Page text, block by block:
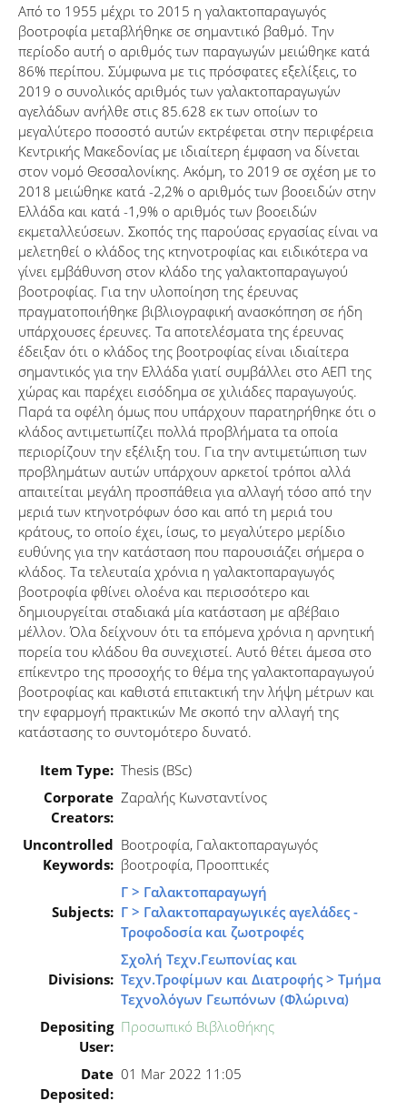
Από το 1955 μέχρι το 2015 η γαλακτοπαραγωγός
βοοτροφία μεταβλήθηκε σε σημαντικό βαθμό. Την
περίοδο αυτή ο αριθμός των παραγωγών μειώθηκε κατά
86% περίπου. Σύμφωνα με τις πρόσφατες εξελίξεις, το
2019 ο συνολικός αριθμός των γαλακτοπαραγωγών
αγελάδων ανήλθε στις 85.628 εκ των οποίων το
μεγαλύτερο ποσοστό αυτών εκτρέφεται στην περιφέρεια
Κεντρικής Μακεδονίας με ιδιαίτερη έμφαση να δίνεται
στον νομό Θεσσαλονίκης. Ακόμη, το 2019 σε σχέση με το
2018 μειώθηκε κατά -2,2% ο αριθμός των βοοειδών στην
Ελλάδα και κατά -1,9% ο αριθμός των βοοειδών
εκμεταλλεύσεων. Σκοπός της παρούσας εργασίας είναι να
μελετηθεί ο κλάδος της κτηνοτροφίας και ειδικότερα να
γίνει εμβάθυνση στον κλάδο της γαλακτοπαραγωγού
βοοτροφίας. Για την υλοποίηση της έρευνας
πραγματοποιήθηκε βιβλιογραφική ανασκόπηση σε ήδη
υπάρχουσες έρευνες. Τα αποτελέσματα της έρευνας
έδειξαν ότι ο κλάδος της βοοτροφίας είναι ιδιαίτερα
σημαντικός για την Ελλάδα γιατί συμβάλλει στο ΑΕΠ της
χώρας και παρέχει εισόδημα σε χιλιάδες παραγωγούς.
Παρά τα οφέλη όμως που υπάρχουν παρατηρήθηκε ότι ο
κλάδος αντιμετωπίζει πολλά προβλήματα τα οποία
περιορίζουν την εξέλιξη του. Για την αντιμετώπιση των
προβλημάτων αυτών υπάρχουν αρκετοί τρόποι αλλά
απαιτείται μεγάλη προσπάθεια για αλλαγή τόσο από την
μεριά των κτηνοτρόφων όσο και από τη μεριά του
κράτους, το οποίο έχει, ίσως, το μεγαλύτερο μερίδιο
ευθύνης για την κατάσταση που παρουσιάζει σήμερα ο
κλάδος. Τα τελευταία χρόνια η γαλακτοπαραγωγός
βοοτροφία φθίνει ολοένα και περισσότερο και
δημιουργείται σταδιακά μία κατάσταση με αβέβαιο
μέλλον. Όλα δείχνουν ότι τα επόμενα χρόνια η αρνητική
πορεία του κλάδου θα συνεχιστεί. Αυτό θέτει άμεσα στο
επίκεντρο της προσοχής το θέμα της γαλακτοπαραγωγού
βοοτροφίας και καθιστά επιτακτική την λήψη μέτρων και
την εφαρμογή πρακτικών Με σκοπό την αλλαγή της
κατάστασης το συντομότερο δυνατό.
Item Type: Thesis (BSc)
Corporate
Creators:
Ζαραλής Κωνσταντίνος
Uncontrolled
Keywords:
Βοοτροφία, Γαλακτοπαραγωγός
βοοτροφία, Προοπτικές
Subjects:
Γ > Γαλακτοπαραγωγή
Γ > Γαλακτοπαραγωγικές αγελάδες -
Τροφοδοσία και ζωοτροφές
Divisions:
Σχολή Τεχν.Γεωπονίας και
Τεχν.Τροφίμων και Διατροφής > Τμήμα
Τεχνολόγων Γεωπόνων (Φλώρινα)
Depositing
User:
Προσωπικό Βιβλιοθήκης
Date
Deposited:
01 Mar 2022 11:05